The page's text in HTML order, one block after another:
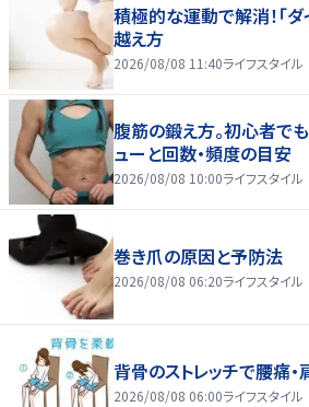
積極的な運動で解消！「ダ
越え方
2026/08/08 11:40ライフスタイル
腹筋の鍛え方。初心者で
ューと回数・頻度の目安
2026/08/08 10:00ライフスタイル
巻き爪の原因と予防法
2026/08/08 06:20ライフスタイル
背骨のストレッチで腰痛
2026/08/08 06:00ライフスタイル